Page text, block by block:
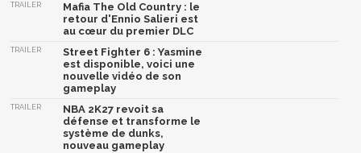
TRAILER
Mafia The Old Country : le
retour d'Ennio Salieri est
au cœur du premier DLC
TRAILER
Street Fighter 6 : Yasmine
est disponible, voici une
nouvelle vidéo de son
gameplay
TRAILER
NBA 2K27 revoit sa
défense et transforme le
système de dunks,
nouveau gameplay